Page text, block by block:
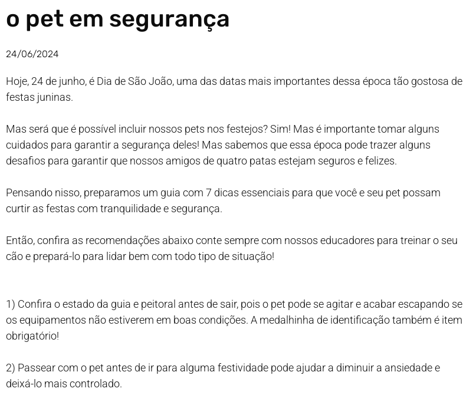
o pet em segurança
24/06/2024
Hoje, 24 de junho, é Dia de São João, uma das datas mais importantes dessa época tão gostosa de
festas juninas.
Mas será que é possível incluir nossos pets nos festejos? Sim! Mas é importante tomar alguns
cuidados para garantir a segurança deles! Mas sabemos que essa época pode trazer alguns
desafios para garantir que nossos amigos de quatro patas estejam seguros e felizes.
Pensando nisso, preparamos um guia com 7 dicas essenciais para que você e seu pet possam
curtir as festas com tranquilidade e segurança.
Então, confira as recomendações abaixo conte sempre com nossos educadores para treinar o seu
cão e prepará-lo para lidar bem com todo tipo de situação!
1) Confira o estado da guia e peitoral antes de sair, pois o pet pode se agitar e acabar escapando se
os equipamentos não estiverem em boas condições. A medalhinha de identificação também é item
obrigatório!
2) Passear com o pet antes de ir para alguma festividade pode ajudar a diminuir a ansiedade e
deixá-lo mais controlado.